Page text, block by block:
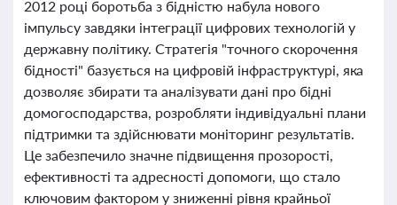
2012 році боротьба з бідністю набула нового
імпульсу завдяки інтеграції цифрових технологій у
державну політику. Стратегія "точного скорочення
бідності" базується на цифровій інфраструктурі, яка
дозволяє збирати та аналізувати дані про бідні
домогосподарства, розробляти індивідуальні плани
підтримки та здійснювати моніторинг результатів.
Це забезпечило значне підвищення прозорості,
ефективності та адресності допомоги, що стало
ключовим фактором у зниженні рівня крайньої